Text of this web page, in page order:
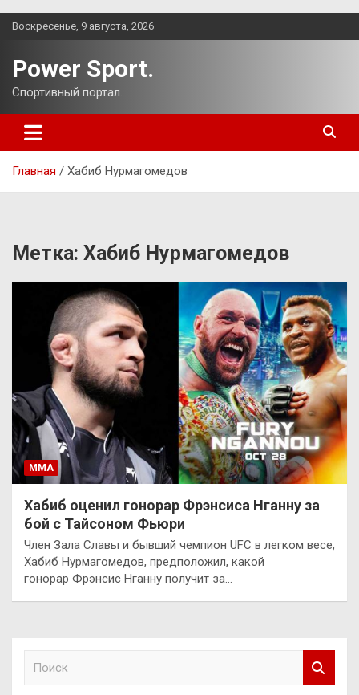
Перейти
Воскресенье, 9 августа, 2026
Power Sport.
Спортивный портал.
Главная Хабиб Нурмагомедов
Метка: Хабиб Нурмагомедов
ММА
Хабиб оценил гонорар Фрэнсиса Нганну за
бой с Тайсоном Фьюри
Член Зала Славы и бывший чемпион UFC в легком весе,
Хабиб Нурмагомедов, предположил, какой
гонорар Фрэнсис Нганну получит за…